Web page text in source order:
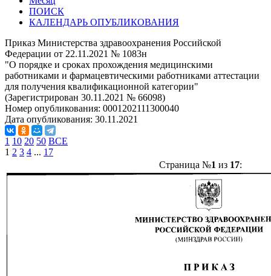
ПОИСК
КАЛЕНДАРЬ ОПУБЛИКОВАНИЯ
Приказ Министерства здравоохранения Российской
Федерации от 22.11.2021 № 1083н
"О порядке и сроках прохождения медицинскими
работниками и фармацевтическими работниками аттестации
для получения квалификационной категории"
(Зарегистрирован 30.11.2021 № 66098)
Номер опубликования: 0001202111300040
Дата опубликования: 30.11.2021
1 10 20 50 ВСЕ
1 2 3 4 ... 17
Страница №1 из 17: